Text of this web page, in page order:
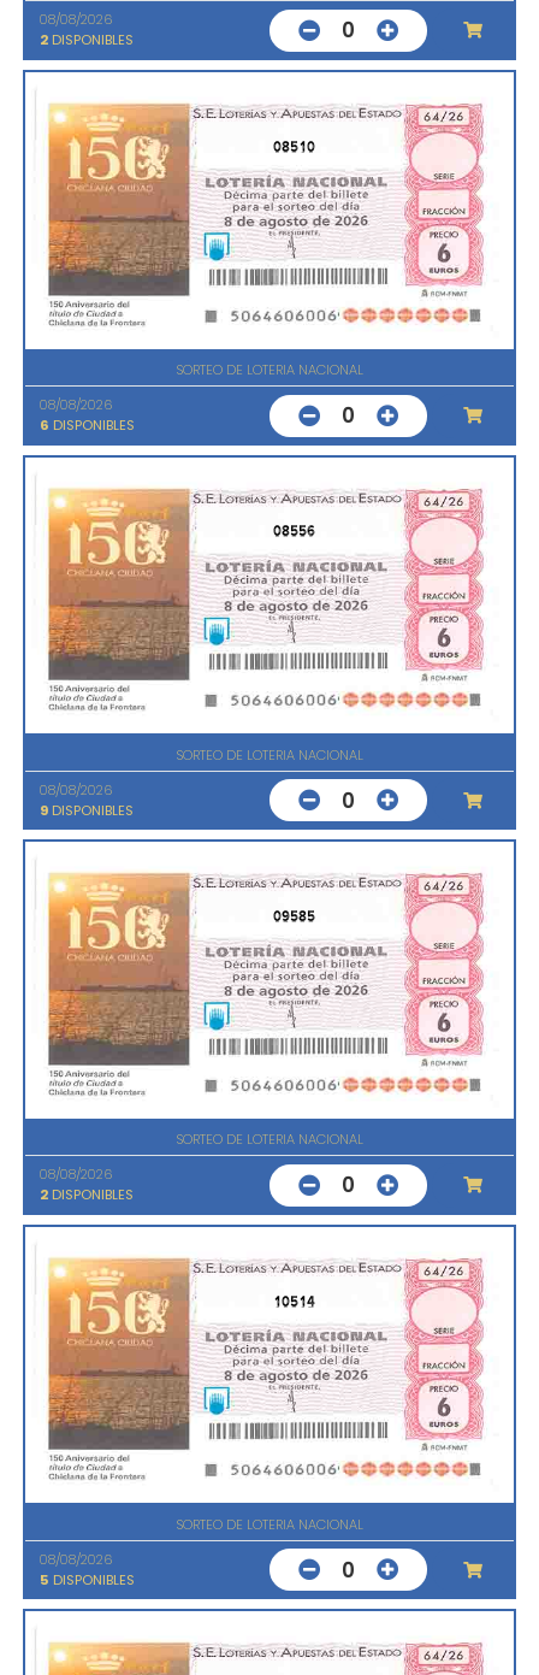
08/08/2026
2 DISPONIBLES 0
08510
SORTEO DE LOTERIA NACIONAL
08/08/2026
6 DISPONIBLES 0
08556
SORTEO DE LOTERIA NACIONAL
08/08/2026
9 DISPONIBLES 0
09585
SORTEO DE LOTERIA NACIONAL
08/08/2026
2 DISPONIBLES 0
10514
SORTEO DE LOTERIA NACIONAL
08/08/2026
5 DISPONIBLES 0